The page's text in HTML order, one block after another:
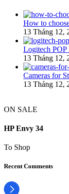
How to
13 Tháng 12,
Logitech POP
13 Tháng 12,
Cameras for
13 Tháng 12,
ON SALE
HP Envy 34
To Shop
Recent Comments